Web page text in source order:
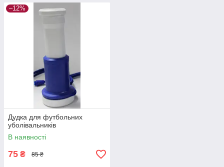
–12%
Дудка для футбольних
уболівальників
В наявності
75 ₴ 85 ₴